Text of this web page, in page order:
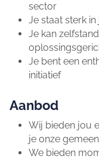
sector
Je staat sterk
Je kan
Je bent een
initiatief
Aanbod
Wij bieden jou
je onze
We bieden